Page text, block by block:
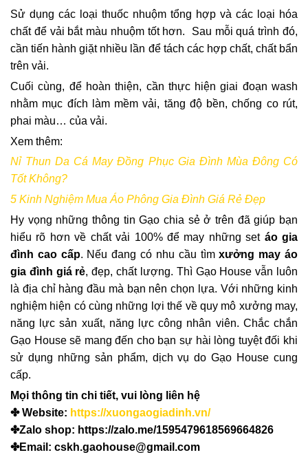
Sử dụng các loại thuốc nhuộm tổng hợp và các loại hóa
chất để vải bắt màu nhuộm tốt hơn. Sau mỗi quá trình đó,
cần tiến hành giặt nhiều lần để tách các hợp chất, chất bẩn
trên vải.
Cuối cùng, để hoàn thiện, cần thực hiện giai đoạn wash
nhằm mục đích làm mềm vải, tăng độ bền, chống co rút,
phai màu… của vải.
Xem thêm:
Nỉ Thun Da Cá May Đồng Phục Gia Đình Mùa Đông Có
Tốt Không?
5 Kinh Nghiệm Mua Áo Phông Gia Đình Giá Rẻ Đẹp
Hy vọng những thông tin Gạo chia sẻ ở trên đã giúp bạn
hiểu rõ hơn về chất vải 100% để may những set áo gia
đình cao cấp. Nếu đang có nhu cầu tìmxưởng may áo
gia đình giá rẻ, đẹp, chất lượng. Thì Gạo House vẫn luôn
là địa chỉ hàng đầu mà bạn nên chọn lựa. Với những kinh
nghiệm hiện có cùng những lợi thế về quy mô xưởng may,
năng lực sản xuất, năng lực công nhân viên. Chắc chắn
Gạo House sẽ mang đến cho bạn sự hài lòng tuyệt đối khi
sử dụng những sản phẩm, dịch vụ do Gạo House cung
cấp.
Mọi thông tin chi tiết, vui lòng liên hệ
✤ Website: https://xuongaogiadinh.vn/
✤Zalo shop: https://zalo.me/1595479618569664826
✤Email: cskh.gaohouse@gmail.com